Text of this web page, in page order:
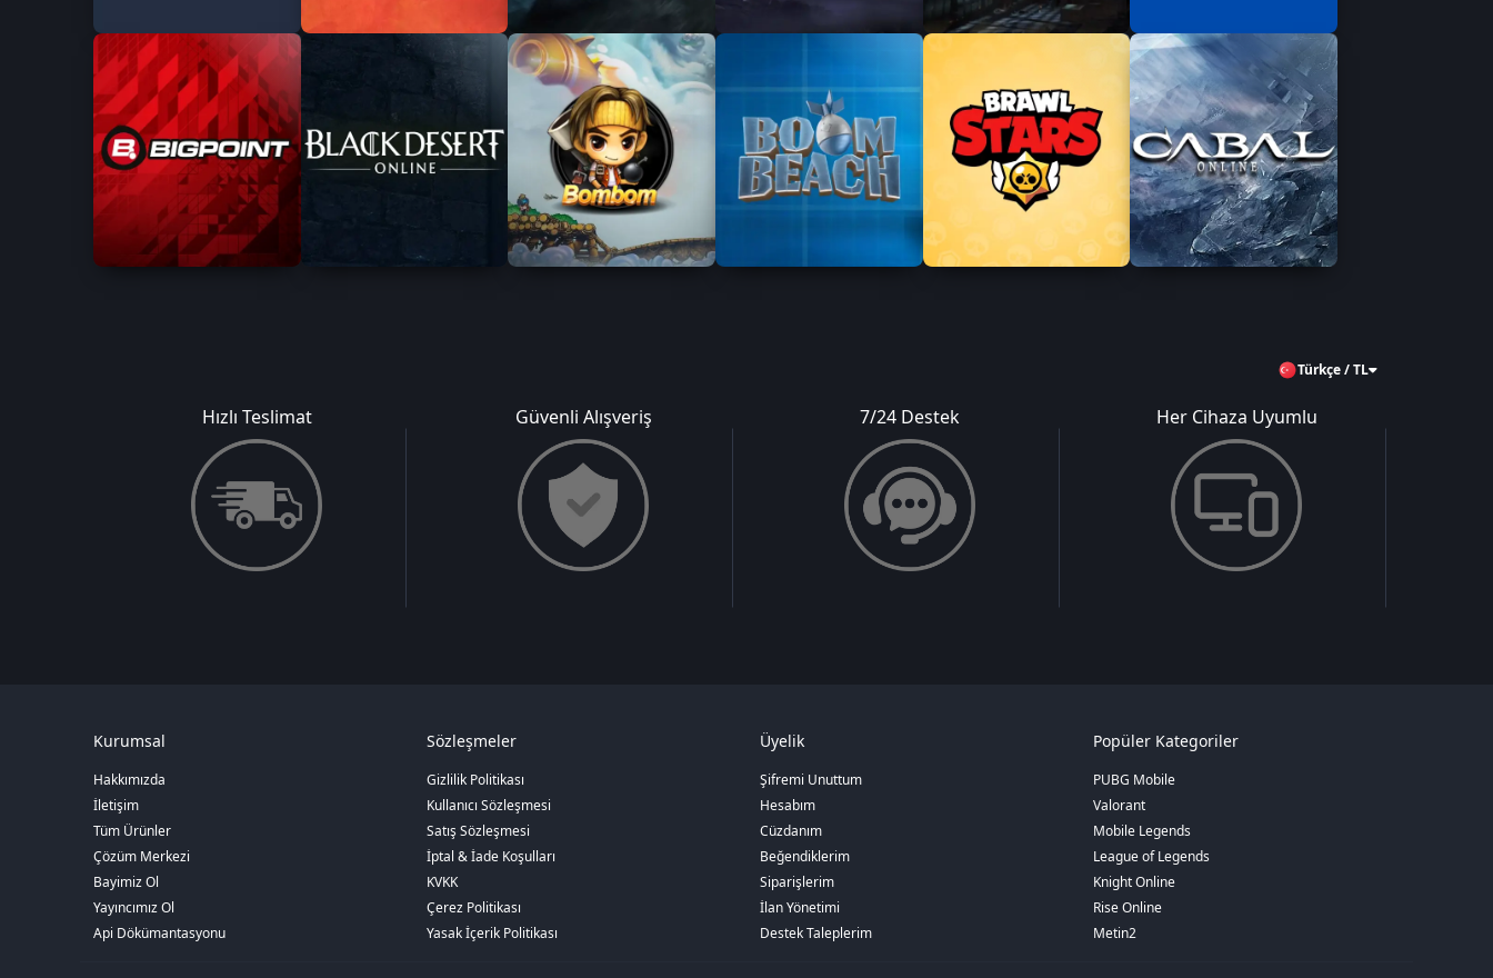
Türkçe / TL
Hızlı Teslimat Güvenli Alışveriş 7/24 Destek Her Cihaza Uyumlu
Kurumsal
Hakkımızda
İletişim
Tüm Ürünler
Çözüm Merkezi
Bayimiz Ol
Yayıncımız Ol
Api Dökümantasyonu
Sözleşmeler
Gizlilik Politikası
Kullanıcı Sözleşmesi
Satış Sözleşmesi
İptal & İade Koşulları
KVKK
Çerez Politikası
Yasak İçerik Politikası
Üyelik
Şifremi Unuttum
Hesabım
Cüzdanım
Beğendiklerim
Siparişlerim
İlan Yönetimi
Destek Taleplerim
Popüler Kategoriler
PUBG Mobile
Valorant
Mobile Legends
League of Legends
Knight Online
Rise Online
Metin2